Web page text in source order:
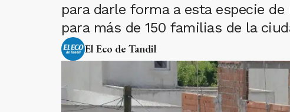
para darle forma a esta especie
para más de 150 familias de la
El Eco de Tandil